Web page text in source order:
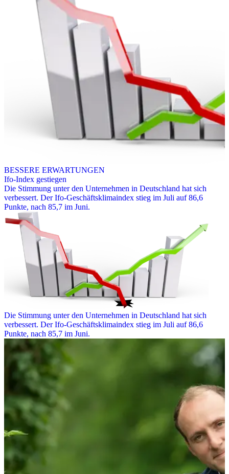
BESSERE ERWARTUNGEN
Ifo-Index gestiegen
Die Stimmung unter den Unternehmen in Deutschland hat sich
verbessert. Der Ifo-Geschäftsklimaindex stieg im Juli auf 86,6
Punkte, nach 85,7 im Juni.
Die Stimmung unter den Unternehmen in Deutschland hat sich
verbessert. Der Ifo-Geschäftsklimaindex stieg im Juli auf 86,6
Punkte, nach 85,7 im Juni.